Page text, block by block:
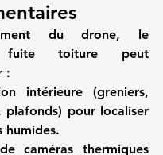
fuite toiture peut
:
intérieure (greniers,
plafonds) pour localiser
humides.
de caméras thermiques